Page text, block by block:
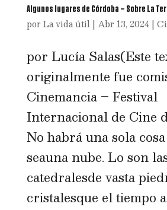
Algunos lugares de Córdoba – Sobre La
por La vida útil| Abr 13, 2024|
por Lucía Salas(Este
originalmente fue
Cinemancia – Festival
Internacional de Cine
No habrá una sola
seauna nube. Lo son
catedralesde vasta
cristalesque el tiempo